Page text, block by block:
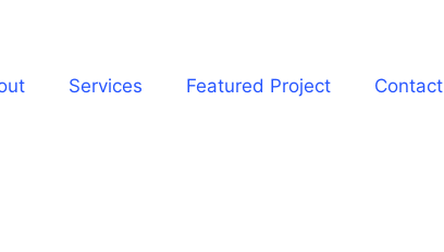
Services Featured Project Contact